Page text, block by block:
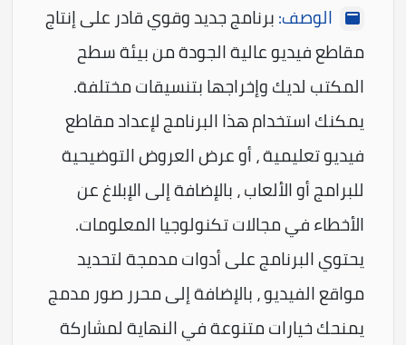
الوصف:برنامج جديد وقوي قادر على إنتاج
مقاطع فيديو عالية الجودة من بيئة سطح
المكتب لديك وإخراجها بتنسيقات مختلفة.
يمكنك استخدام هذا البرنامج لإعداد مقاطع
فيديو تعليمية ، أو عرض العروض التوضيحية
للبرامج أو الألعاب ، بالإضافة إلى الإبلاغ عن
الأخطاء في مجالات تكنولوجيا المعلومات.
يحتوي البرنامج على أدوات مدمجة لتحديد
مواقع الفيديو ، بالإضافة إلى محرر صور مدمج
يمنحك خيارات متنوعة في النهاية لمشاركة